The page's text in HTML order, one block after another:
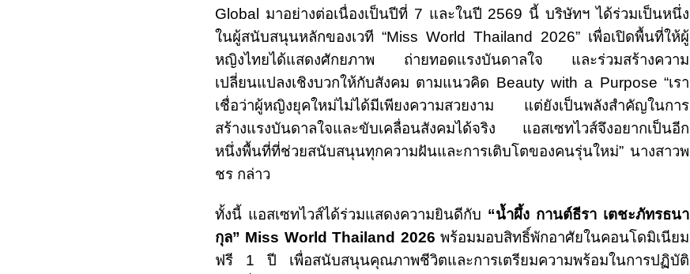
Global มาอย่างต่อเนื่องเป็นปีที่ 7 และในปี 2569 นี้ บริษัทฯ ได้ร่วมเป็นหนึ่ง
ในผู้สนับสนุนหลักของเวที “Miss World Thailand 2026” เพื่อเปิดพื้นที่ให้ผู้
หญิงไทยได้แสดงศักยภาพ ถ่ายทอดแรงบันดาลใจ และร่วมสร้างความ
เปลี่ยนแปลงเชิงบวกให้กับสังคม ตามแนวคิด Beauty with a Purpose “เรา
เชื่อว่าผู้หญิงยุคใหม่ไม่ได้มีเพียงความสวยงาม แต่ยังเป็นพลังสำคัญในการ
สร้างแรงบันดาลใจและขับเคลื่อนสังคมได้จริง แอสเซทไวส์จึงอยากเป็นอีก
หนึ่งพื้นที่ที่ช่วยสนับสนุนทุกความฝันและการเติบโตของคนรุ่นใหม่” นางสาวพ
ชร กล่าว
ทั้งนี้ แอสเซทไวส์ได้ร่วมแสดงความยินดีกับ “น้ำผึ้ง กานต์ธีรา เตชะภัทรธนา
กุล” Miss World Thailand 2026 พร้อมมอบสิทธิ์พักอาศัยในคอนโดมิเนียม
ฟรี 1 ปี เพื่อสนับสนุนคุณภาพชีวิตและการเตรียมความพร้อมในการปฏิบัติ